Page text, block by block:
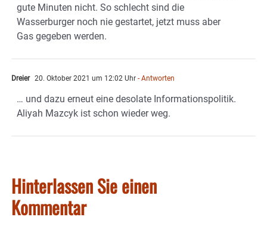
gute Minuten nicht. So schlecht sind die
Wasserburger noch nie gestartet, jetzt muss aber
Gas gegeben werden.
Dreier 20. Oktober 2021 um 12:02 Uhr - Antworten
… und dazu erneut eine desolate Informationspolitik.
Aliyah Mazcyk ist schon wieder weg.
Hinterlassen Sie einen
Kommentar